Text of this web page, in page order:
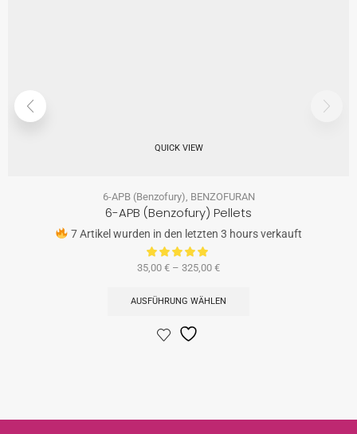
QUICK VIEW
6-APB (Benzofury) BENZOFURAN
6-APB (Benzofury) Pellets
7 Artikel wurden in den letzten 3 hours verkauft
35,00 € – 325,00 €
AUSFÜHRUNG WÄHLEN